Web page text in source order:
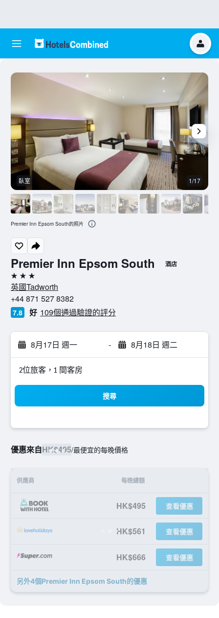
Premier Inn Epsom South 酒店
3星級
英國Tadworth
+44 871 527 8382
7.8 好 109個通過驗證的評分
8月17日 週一 - 8月18日 週二
2位旅客，1 間客房
搜尋
優惠來自HK$495/最便宜的每晚價格
供應商 每晚總額
HK$495 查看優惠
HK$561 查看優惠
HK$666 查看優惠
另外4個Premier Inn Epsom South​的優惠
臥室 1/17
Premier Inn Epsom South的照片